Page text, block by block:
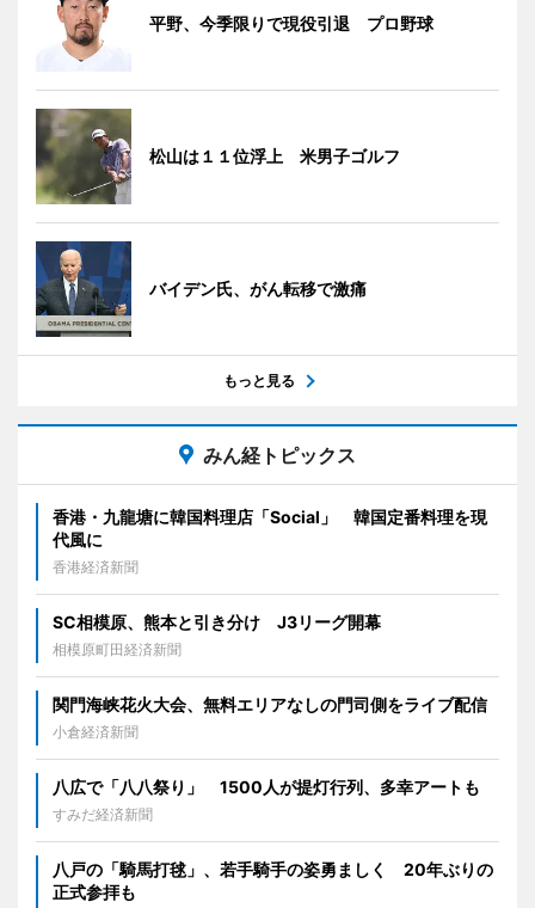
平野、今季限りで現役引退 プロ野球
松山は１１位浮上 米男子ゴルフ
バイデン氏、がん転移で激痛
もっと見る
みん経トピックス
香港・九龍塘に韓国料理店「Social」 韓国定番料理を現
代風に
香港経済新聞
SC相模原、熊本と引き分け J3リーグ開幕
相模原町田経済新聞
関門海峡花火大会、無料エリアなしの門司側をライブ配信
小倉経済新聞
八広で「八八祭り」 1500人が提灯行列、多幸アートも
すみだ経済新聞
八戸の「騎馬打毬」、若手騎手の姿勇ましく 20年ぶりの
正式参拝も